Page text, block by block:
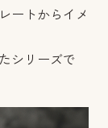
ートからイメ
シリーズで